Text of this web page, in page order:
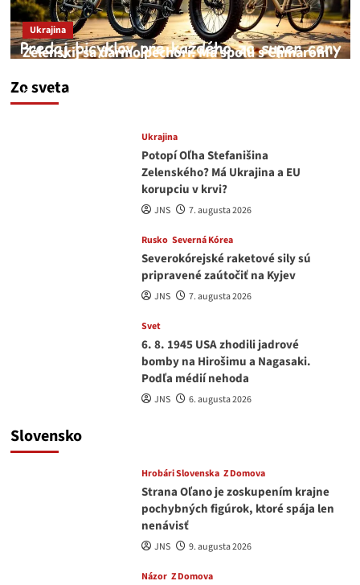
Zo sveta
Ukrajina
Zelenskij sa darmo pechorí. Má spolu s Chmarom
medvedar
Ukrajina
Potopí Oľha Stefanišina
Zelenského? Má Ukrajina a EU
korupciu v krvi?
JNS 7. augusta 2026
Rusko Severná Kórea
Severokórejské raketové sily sú
pripravené zaútočiť na Kyjev
JNS 7. augusta 2026
Svet
6. 8. 1945 USA zhodili jadrové
bomby na Hirošimu a Nagasaki.
Podľa médií nehoda
JNS 6. augusta 2026
Slovensko
Hrobári Slovenska Z Domova
Strana Oľano je zoskupením krajne
pochybných figúrok, ktoré spája len
nenávisť
JNS 9. augusta 2026
Názor Z Domova